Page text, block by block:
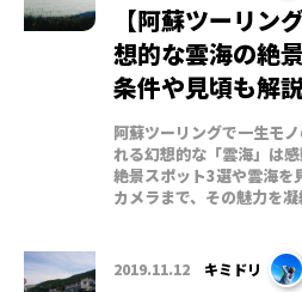
【阿蘇ツーリン
想的な雲海の絶
条件や見頃も解
阿蘇ツーリングで一生モ
れる幻想的な「雲海」は
絶景スポット3選や雲海を
カメラまで、その魅力を凝
2019.11.12 キミドリ